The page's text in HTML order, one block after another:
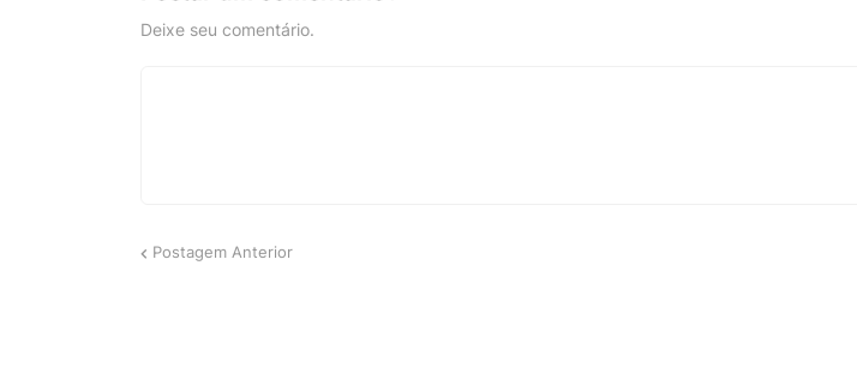
Deixe seu comentário.
Postagem Anterior